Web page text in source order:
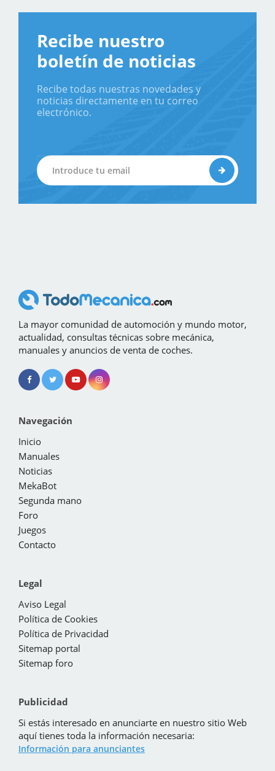
Recibe nuestro
boletín de noticias
Recibe todas nuestras novedades y
noticias directamente en tu correo
electrónico.
La mayor comunidad de automoción y mundo motor,
actualidad, consultas técnicas sobre mecánica,
manuales y anuncios de venta de coches.
Navegación
Inicio
Manuales
Noticias
MekaBot
Segunda mano
Foro
Juegos
Contacto
Legal
Aviso Legal
Política de Cookies
Política de Privacidad
Sitemap portal
Sitemap foro
Publicidad
Si estás interesado en anunciarte en nuestro sitio Web
aquí tienes toda la información necesaria:
Información para anunciantes